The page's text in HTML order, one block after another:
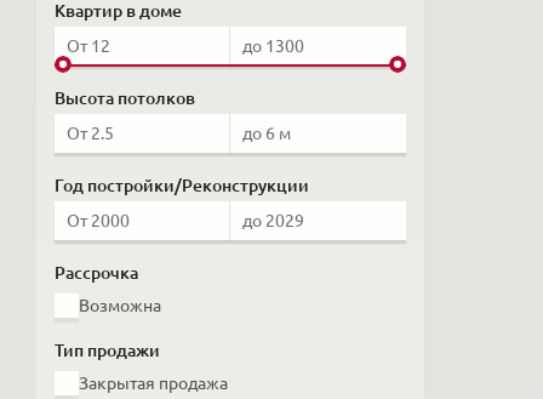
Квартир в доме
Высота потолков
Год постройки/Реконструкции
Рассрочка
Возможна
Тип продажи
Закрытая продажа